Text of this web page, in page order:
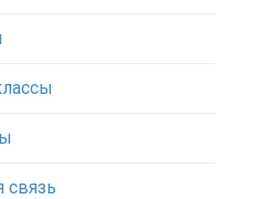
связь